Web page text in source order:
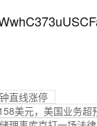
直线涨停
美元，美国业务